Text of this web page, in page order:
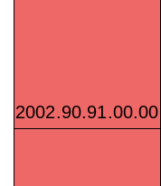
2002.90.91.00.00